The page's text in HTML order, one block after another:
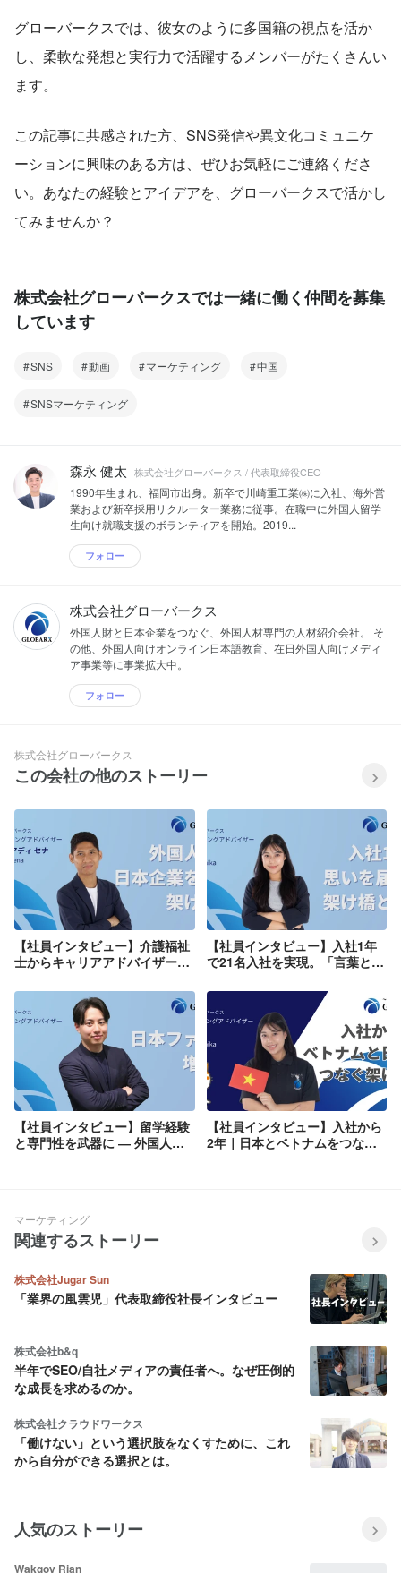
グローバークスでは、彼女のように多国籍の視点を活か
し、柔軟な発想と実行力で活躍するメンバーがたくさんい
ます。
この記事に共感された方、SNS発信や異文化コミュニケ
ーションに興味のある方は、ぜひお気軽にご連絡くださ
い。あなたの経験とアイデアを、グローバークスで活かし
てみませんか？
株式会社グローバークスでは一緒に働く仲間を募集
しています
SNS 動画 マーケティング 中国
SNSマーケティング
森永 健太 株式会社グローバークス / 代表取締役CEO
1990年生まれ、福岡市出身。新卒で川崎重工業㈱に入社、海外営
業および新卒採用リクルーター業務に従事。在職中に外国人留学
生向け就職支援のボランティアを開始。2019...
フォロー
株式会社グローバークス
外国人財と日本企業をつなぐ、外国人材専門の人材紹介会社。 そ
の他、外国人向けオンライン日本語教育、在日外国人向けメディ
ア事業等に事業拡大中。
フォロー
株式会社グローバークス
この会社の他のストーリー
【社員インタビュー】介護福祉
士からキャリアアドバイザーへ
たな挑戦
【社員インタビュー】入社1年
で21名入社を実現。「言葉と文
職者と企業をつなぐ
【社員インタビュー】留学経験
と専門性を武器に ― 外国人材
【社員インタビュー】入社から
2年｜日本とベトナムをつなぐ
マーケティング
関連するストーリー
株式会社Jugar Sun
「業界の風雲児」代表取締役社長インタビュー
株式会社b&q
半年でSEO/自社メディアの責任者へ。なぜ圧倒的
な成長を求めるのか。
株式会社クラウドワークス
「働けない」という選択肢をなくすために、これ
から自分ができる選択とは。
人気のストーリー
Wakgoy Rian